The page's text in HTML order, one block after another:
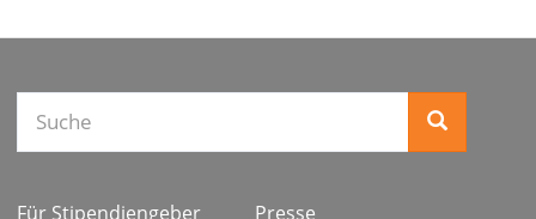
Für Stipendiengeber Presse